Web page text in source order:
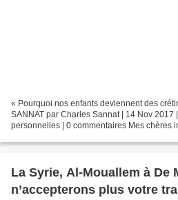
« Pourquoi nos enfants deviennent des
SANNAT par Charles Sannat | 14 Nov 2017
personnelles | 0 commentaires Mes chères
La Syrie, Al-Mouallem à De
n’accepterons plus votre